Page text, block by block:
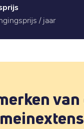
/ jaar
van